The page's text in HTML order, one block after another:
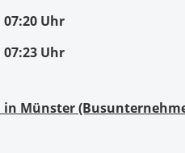
07:20 Uhr
07:23 Uhr
Münster